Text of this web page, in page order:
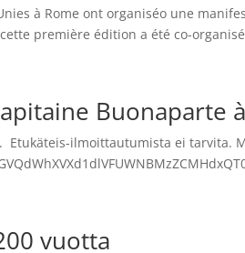
à Rome ont organiséo une
première édition a été co-
Buonaparte
ilmoittautumista ei tarvita.
vuotta